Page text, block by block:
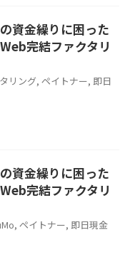
資金繰りに困った
完結ファクタリ
リング, ペイトナー, 即日
資金繰りに困った
完結ファクタリ
, ペイトナー, 即日現金